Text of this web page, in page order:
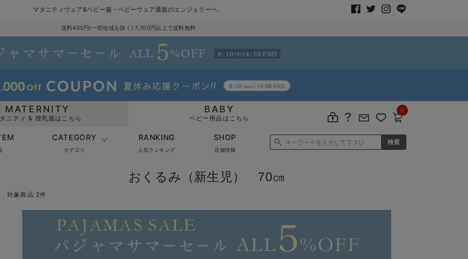
マタニティウェア&ベビー服・ベビーウェア通販のエンジェリーベ。
送料495円(一部地域を除く) 7,700円以上で送料無料
MATERNITY
ニティ & 授乳服はこちら
BABY
ベビー用品はこちら
0
CATEGORY
カテゴリ
RANKING
人気ランキング
SHOP
店舗情報
おくるみ（新生児） 70㎝
対象商品 2件